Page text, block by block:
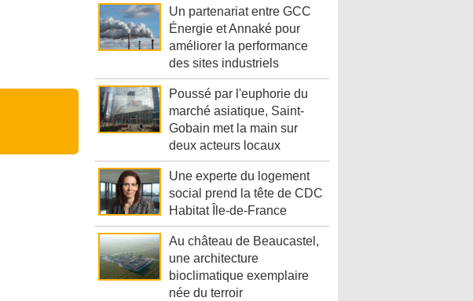
Un partenariat entre GCC
Énergie et Annaké pour
améliorer la performance
des sites industriels
Poussé par l'euphorie du
marché asiatique, Saint-
Gobain met la main sur
deux acteurs locaux
Une experte du logement
social prend la tête de CDC
Habitat Île-de-France
Au château de Beaucastel,
une architecture
bioclimatique exemplaire
née du terroir